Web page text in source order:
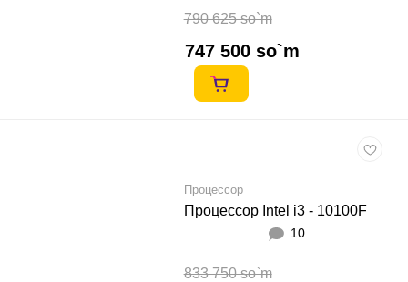
790 625 so`m
747 500 so`m
Процессор
Процессор Intel i3 - 10100F
10
833 750 so`m